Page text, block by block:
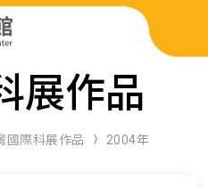
展作品
國際科展作品 2004年